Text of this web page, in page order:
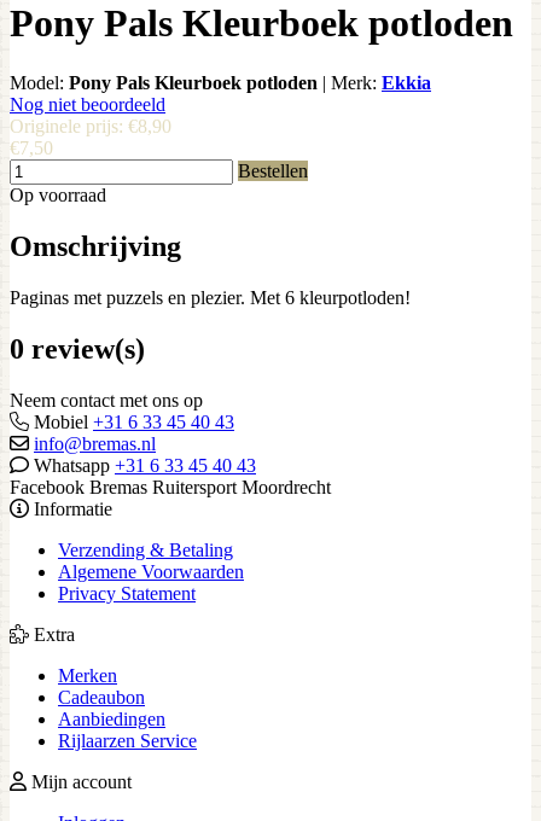
Pony Pals Kleurboek potloden
Model: Pony Pals Kleurboek potloden | Merk: Ekkia
Nog niet beoordeeld
Originele prijs: €8,90
€7,50
Bestellen
Op voorraad
Omschrijving
Paginas met puzzels en plezier. Met 6 kleurpotloden!
0 review(s)
Neem contact met ons op
Mobiel +31 6 33 45 40 43
info@bremas.nl
Whatsapp +31 6 33 45 40 43
Facebook Bremas Ruitersport Moordrecht
Informatie
Verzending & Betaling
Algemene Voorwaarden
Privacy Statement
Extra
Merken
Cadeaubon
Aanbiedingen
Rijlaarzen Service
Mijn account